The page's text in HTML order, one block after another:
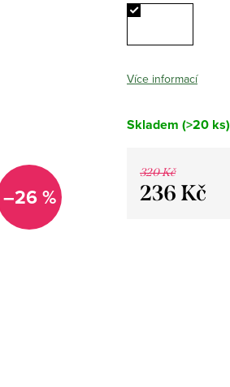
–26 %
Více informací
Skladem (>20 ks)
320 Kč
236 Kč